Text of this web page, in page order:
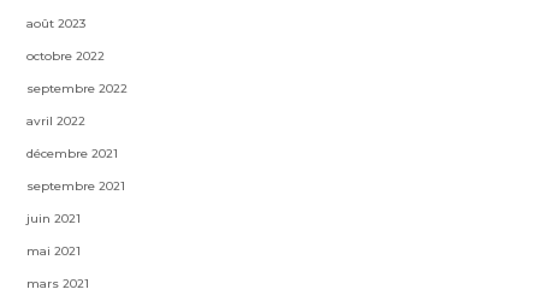
août 2023
octobre 2022
septembre 2022
avril 2022
décembre 2021
septembre 2021
juin 2021
mai 2021
mars 2021